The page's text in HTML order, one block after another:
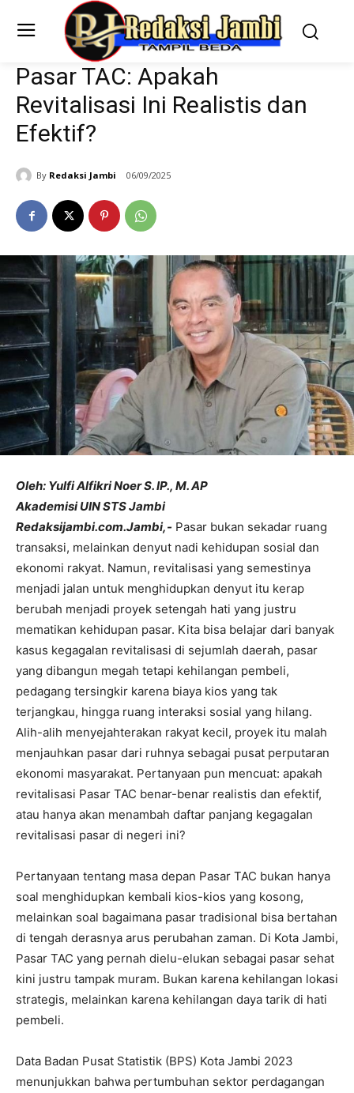
Pasar TAC: Apakah
Revitalisasi Ini Realistis dan
Efektif?
By Redaksi Jambi 06/09/2025
Oleh: Yulfi Alfikri Noer S. IP., M. AP
Akademisi UIN STS Jambi
Redaksijambi.com.Jambi,- Pasar bukan sekadar ruang
transaksi, melainkan denyut nadi kehidupan sosial dan
ekonomi rakyat. Namun, revitalisasi yang semestinya
menjadi jalan untuk menghidupkan denyut itu kerap
berubah menjadi proyek setengah hati yang justru
mematikan kehidupan pasar. Kita bisa belajar dari banyak
kasus kegagalan revitalisasi di sejumlah daerah, pasar
yang dibangun megah tetapi kehilangan pembeli,
pedagang tersingkir karena biaya kios yang tak
terjangkau, hingga ruang interaksi sosial yang hilang.
Alih-alih menyejahterakan rakyat kecil, proyek itu malah
menjauhkan pasar dari ruhnya sebagai pusat perputaran
ekonomi masyarakat. Pertanyaan pun mencuat: apakah
revitalisasi Pasar TAC benar-benar realistis dan efektif,
atau hanya akan menambah daftar panjang kegagalan
revitalisasi pasar di negeri ini?
Pertanyaan tentang masa depan Pasar TAC bukan hanya
soal menghidupkan kembali kios-kios yang kosong,
melainkan soal bagaimana pasar tradisional bisa bertahan
di tengah derasnya arus perubahan zaman. Di Kota Jambi,
Pasar TAC yang pernah dielu-elukan sebagai pasar sehat
kini justru tampak muram. Bukan karena kehilangan lokasi
strategis, melainkan karena kehilangan daya tarik di hati
pembeli.
Data Badan Pusat Statistik (BPS) Kota Jambi 2023
menunjukkan bahwa pertumbuhan sektor perdagangan